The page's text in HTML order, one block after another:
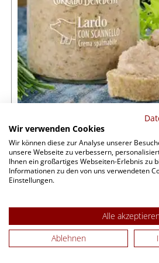
Momentan nicht
Crema di Lardo (Corrado
8,90 €
Wir verwenden Cookies
Wir können diese zur Analyse unserer
unsere Webseite zu verbessern,
Ihnen ein großartiges Webseiten-Erlebnis zu
Informationen zu den von uns verwendeten
Einstellungen.
Alle akzeptieren
Ablehnen